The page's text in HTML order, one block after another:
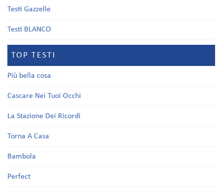
Testi Gazzelle
Testi BLANCO
TOP TESTI
Più bella cosa
Cascare Nei Tuoi Occhi
La Stazione Dei Ricordi
Torna A Casa
Bambola
Perfect